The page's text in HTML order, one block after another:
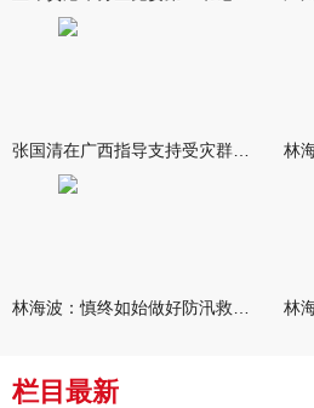
栏目最新